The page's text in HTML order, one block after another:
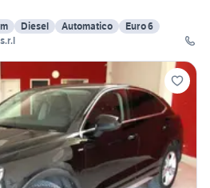
Diesel Automatico
Euro 6